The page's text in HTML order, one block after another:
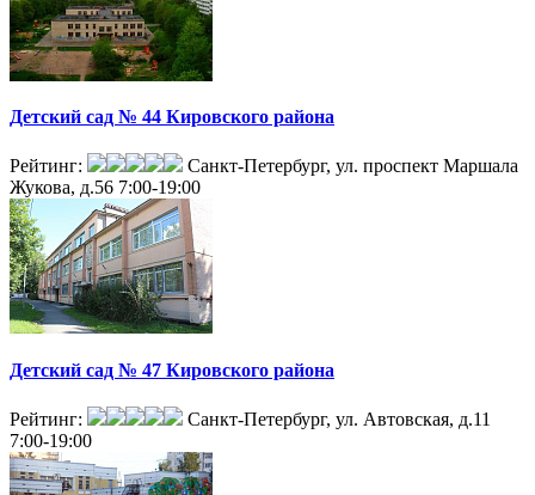
Детский сад № 44 Кировского района
Рейтинг:
Санкт-Петербург, ул. проспект Маршала
Жукова, д.56 7:00-19:00
Детский сад № 47 Кировского района
Рейтинг:
Санкт-Петербург, ул. Автовская, д.11
7:00-19:00